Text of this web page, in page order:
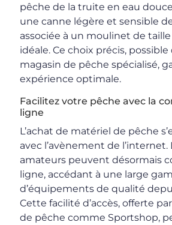
pêche de la truite en eau
une canne légère et sensible
associée à un moulinet de
idéale. Ce choix précis, possible
magasin de pêche spécialisé,
expérience optimale.
Facilitez votre pêche avec la
ligne
L’achat de matériel de pêche
avec l’avènement de l’internet.
amateurs peuvent désormais
ligne, accédant à une large
d’équipements de qualité
Cette facilité d’accès, offerte
de pêche comme Sportshop,